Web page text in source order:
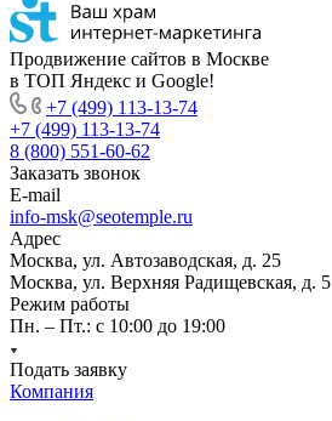
Продвижение сайтов в Москве
в ТОП Яндекс и Google!
+7 (499) 113-13-74
+7 (499) 113-13-74
8 (800) 551-60-62
Заказать звонок
E-mail
info-msk@seotemple.ru
Адрес
Москва, ул. Автозаводская, д. 25
Москва, ул. Верхняя Радищевская, д. 5
Режим работы
Пн. – Пт.: с 10:00 до 19:00
Подать заявку
Компания